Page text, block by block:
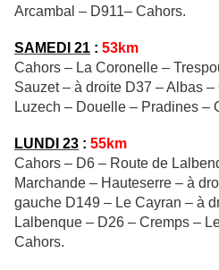
Arcambal – D911– Cahors.
SAMEDI 21 : 53km
Cahors – La Coronelle –
Sauzet – à droite D37 – Albas
Luzech – Douelle – Pradines –
LUNDI 23 : 55km
Cahors – D6 – Route de
Marchande – Hauteserre – à
gauche D149 – Le Cayran – à
Lalbenque – D26 – Cremps –
Cahors.